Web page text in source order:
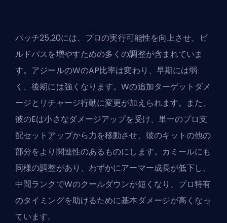
パッチ25.20には、プロの実行可能性を向上させ、ビ
ルドパスを増やすための多くの調整が含まれていま
す。アジールのWのAP比率は変わり、早期には弱
く、後期には強くなります。Wの追加ターゲットダメ
ージとリチャージ行動に変更が加えられます。また、
彼のEは小さなダメージアップを受け、単一のプロ支
配セットアップから力を移動させ、彼のキットの他の
部分をより関連性のあるものにします。カミールにも
同様の調整があり、わずかにアーマー成長が低下し、
中間ランクでWのクールダウンが短くなり、プロ特有
のタイミングを助けるために基本ダメージが高くなっ
ています。